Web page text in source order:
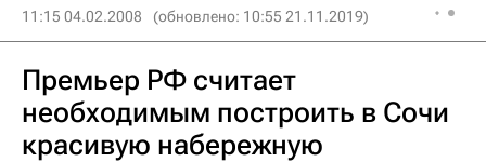
11:15 04.02.2008 (обновлено: 10:55 21.11.2019)
Премьер РФ считает
необходимым построить в Сочи
красивую набережную